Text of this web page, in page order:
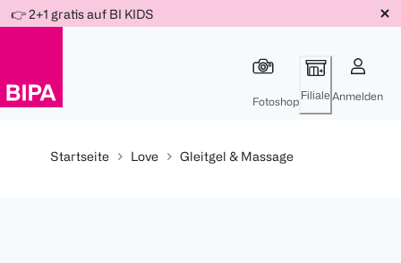
Für
Für
Für
Weiter
zum
👉 2+1 gratis auf BI KIDS
Fotoshop Filiale Anmelden
Startseite Love Gleitgel & Massage